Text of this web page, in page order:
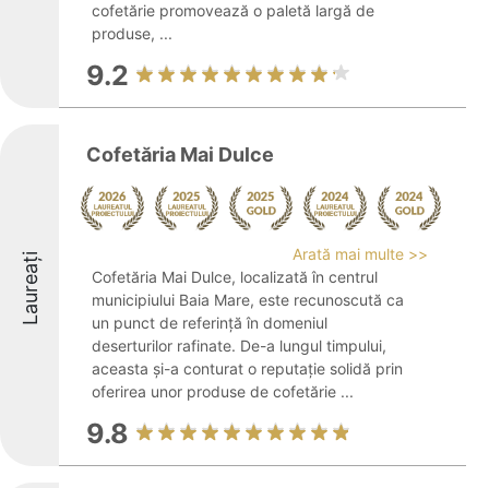
cofetărie promovează o paletă largă de
produse, ...
9.2
Laureați
Cofetăria Mai Dulce
Arată mai multe >>
Cofetăria Mai Dulce, localizată în centrul
municipiului Baia Mare, este recunoscută ca
un punct de referință în domeniul
deserturilor rafinate. De-a lungul timpului,
aceasta și-a conturat o reputație solidă prin
oferirea unor produse de cofetărie ...
9.8